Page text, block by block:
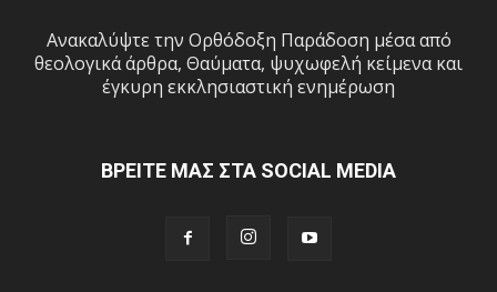
Ανακαλύψτε την Ορθόδοξη Παράδοση μέσα από
θεολογικά άρθρα, Θαύματα, ψυχωφελή κείμενα και
έγκυρη εκκλησιαστική ενημέρωση
ΒΡΕΙΤΕ ΜΑΣ ΣΤΑ SOCIAL MEDIA